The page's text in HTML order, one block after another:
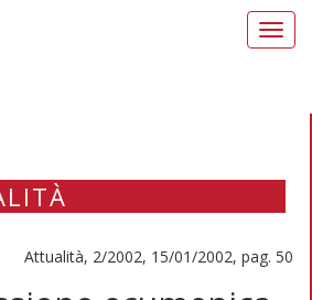
Attualità, 2/2002, 15/01/2002, pag. 50